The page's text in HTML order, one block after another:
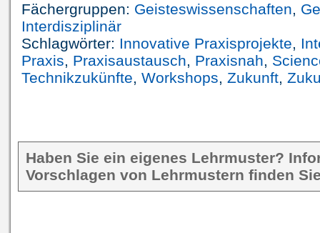
Fächergruppen: Geisteswissenschaften,
Interdisziplinär
Schlagwörter: Innovative Praxisprojekte,
Praxis, Praxisaustausch, Praxisnah,
Technikzukünfte, Workshops, Zukunft,
Haben Sie ein eigenes Lehrmuster?
Vorschlagen von Lehrmustern finden